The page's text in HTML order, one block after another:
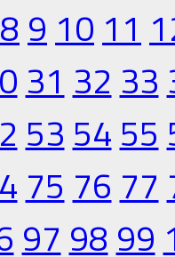
8 9 10 11
31 32 33
53 54 55
75 76 77
97 98 99